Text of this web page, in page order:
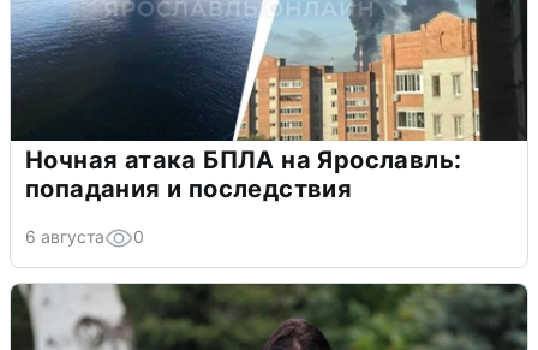
Ночная атака БПЛА на Ярославль:
попадания и последствия
6 августа 0